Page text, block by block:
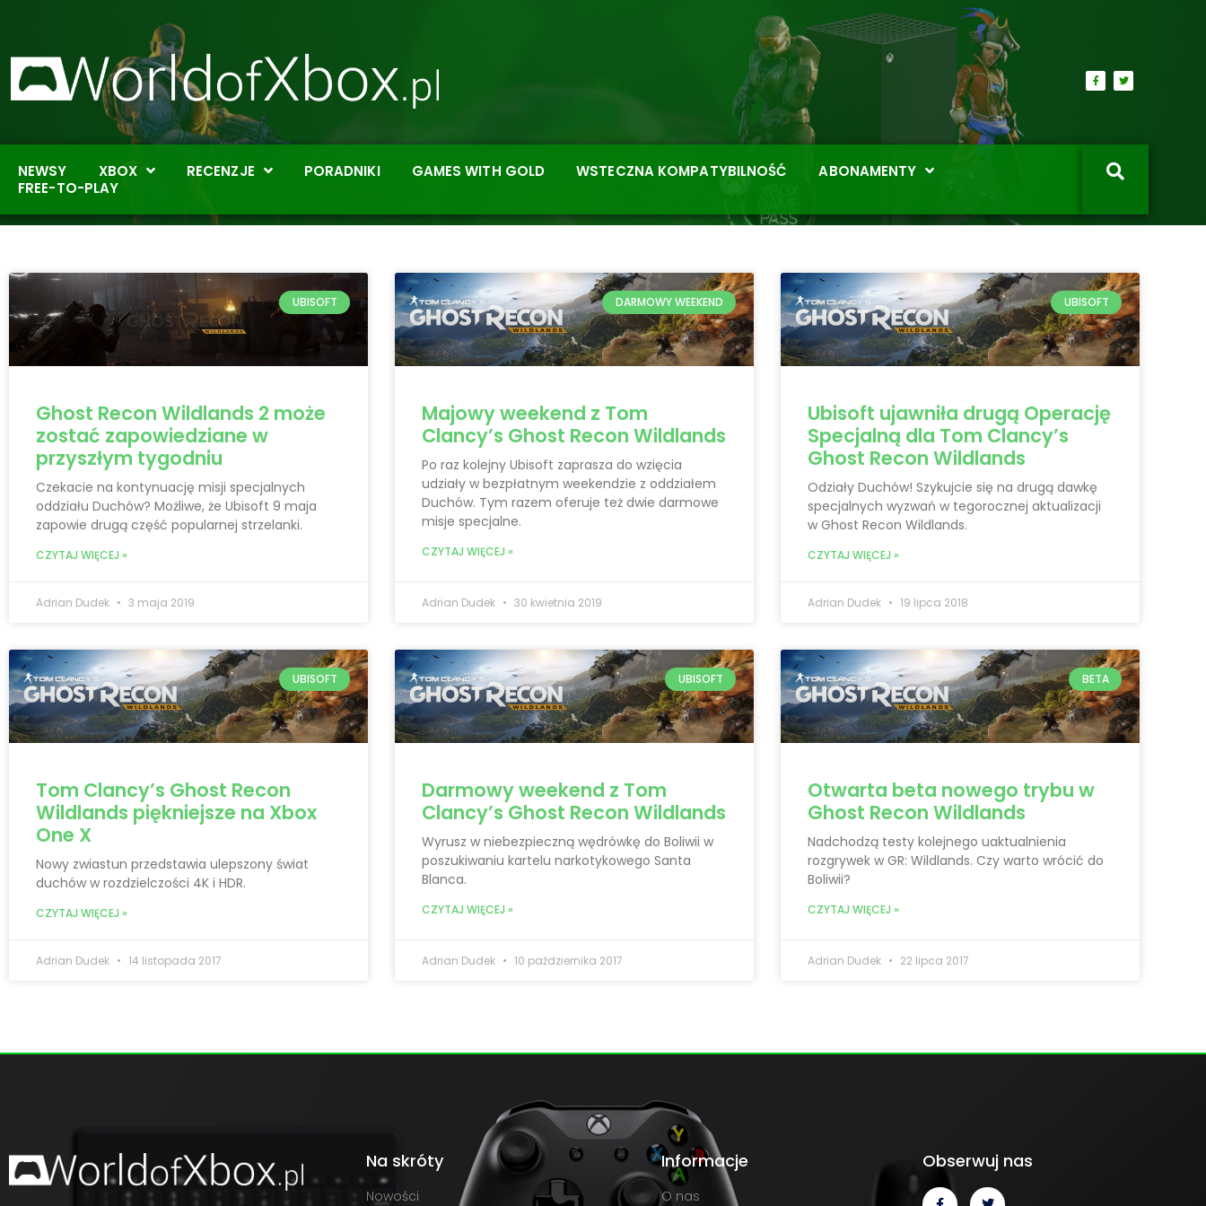
NEWSY XBOX RECENZJE PORADNIKI GAMES WITH GOLD WSTECZNA KOMPATYBILNOŚĆ
ABONAMENTY
FREE-TO-PLAY
UBISOFT
Ghost Recon Wildlands 2 może
zostać zapowiedziane w
przyszłym tygodniu
Czekacie na kontynuację misji specjalnych
oddziału Duchów? Możliwe, że Ubisoft 9 maja
zapowie drugą część popularnej strzelanki.
CZYTAJ WIĘCEJ »
Adrian Dudek 3 maja 2019
DARMOWY WEEKEND
Majowy weekend z Tom
Clancy’s Ghost Recon Wildlands
Po raz kolejny Ubisoft zaprasza do wzięcia
udziały w bezpłatnym weekendzie z oddziałem
Duchów. Tym razem oferuje też dwie darmowe
misje specjalne.
CZYTAJ WIĘCEJ »
Adrian Dudek 30 kwietnia 2019
UBISOFT
Ubisoft ujawniła drugą Operację
Specjalną dla Tom Clancy’s
Ghost Recon Wildlands
Odziały Duchów! Szykujcie się na drugą dawkę
specjalnych wyzwań w tegorocznej aktualizacji
w Ghost Recon Wildlands.
CZYTAJ WIĘCEJ »
Adrian Dudek 19 lipca 2018
UBISOFT
Tom Clancy’s Ghost Recon
Wildlands piękniejsze na Xbox
One X
Nowy zwiastun przedstawia ulepszony świat
duchów w rozdzielczości 4K i HDR.
CZYTAJ WIĘCEJ »
Adrian Dudek 14 listopada 2017
UBISOFT
Darmowy weekend z Tom
Clancy’s Ghost Recon Wildlands
Wyrusz w niebezpieczną wędrówkę do Boliwii w
poszukiwaniu kartelu narkotykowego Santa
Blanca.
CZYTAJ WIĘCEJ »
Adrian Dudek 10 października 2017
BETA
Otwarta beta nowego trybu w
Ghost Recon Wildlands
Nadchodzą testy kolejnego uaktualnienia
rozgrywek w GR: Wildlands. Czy warto wrócić do
Boliwii?
CZYTAJ WIĘCEJ »
Adrian Dudek 22 lipca 2017
Na skróty
Nowości
Informacje
O nas
Obserwuj nas